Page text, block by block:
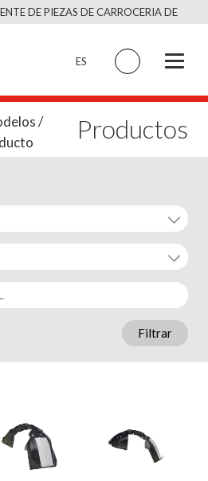
Saltar
DE PIEZAS DE CARROCERIA DE
AL ORIGINAL
ES
/
Productos
Filtrar